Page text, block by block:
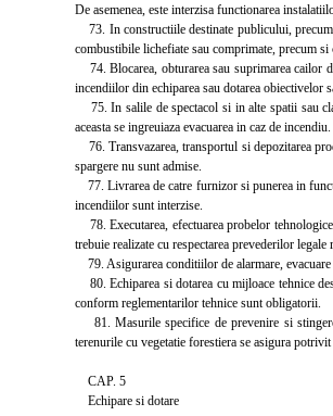
De asemenea, este interzisa functionarea
73. In constructiile destinate publicului,
combustibile lichefiate sau comprimate, precum
74. Blocarea, obturarea sau suprimarea cailor
incendiilor din echiparea sau dotarea obiectivelor
75. In salile de spectacol si in alte spatii sau
aceasta se ingreuiaza evacuarea in caz de incendiu.
76. Transvazarea, transportul si depozitarea
spargere nu sunt admise.
77. Livrarea de catre furnizor si punerea in
incendiilor sunt interzise.
78. Executarea, efectuarea probelor
trebuie realizate cu respectarea prevederilor
79. Asigurarea conditiilor de alarmare,
80. Echiparea si dotarea cu mijloace tehnice
conform reglementarilor tehnice sunt obligatorii.
81. Masurile specifice de prevenire si
terenurile cu vegetatie forestiera se asigura
CAP. 5
Echipare si dotare